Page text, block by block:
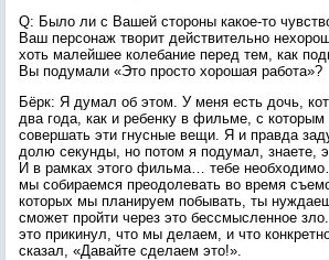
Q: Было ли с Вашей стороны какое-то
Ваш персонаж творит действительно
хоть малейшее колебание перед тем, как
Вы подумали «Это просто хорошая работа»?
Бёрк: Я думал об этом. У меня есть дочь,
два года, как и ребенку в фильме, с
совершать эти гнусные вещи. Я и правда
долю секунды, но потом я подумал, знаете,
И в рамках этого фильма… тебе
мы собираемся преодолевать во время
которых мы планируем побывать, ты
сможет пройти через это бессмысленное
это прикинул, что мы делаем, и что
сказал, «Давайте сделаем это!».